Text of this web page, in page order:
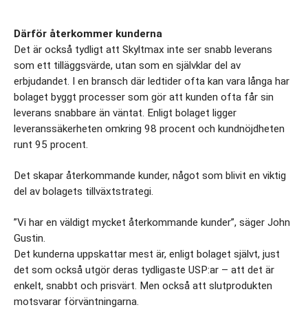
Därför återkommer kunderna
Det är också tydligt att Skyltmax inte ser snabb leverans
som ett tilläggsvärde, utan som en självklar del av
erbjudandet. I en bransch där ledtider ofta kan vara långa har
bolaget byggt processer som gör att kunden ofta får sin
leverans snabbare än väntat. Enligt bolaget ligger
leveranssäkerheten omkring 98 procent och kundnöjdheten
runt 95 procent.
Det skapar återkommande kunder, något som blivit en viktig
del av bolagets tillväxtstrategi.
”Vi har en väldigt mycket återkommande kunder”, säger John
Gustin.
Det kunderna uppskattar mest är, enligt bolaget självt, just
det som också utgör deras tydligaste USP:ar – att det är
enkelt, snabbt och prisvärt. Men också att slutprodukten
motsvarar förväntningarna.